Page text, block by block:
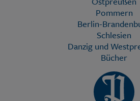
Pommern
Berlin-
Schlesien
Danzig und
Bücher